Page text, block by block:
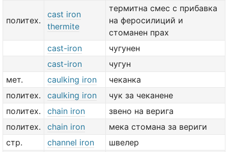
политех.
cast iron
thermite
термитна смес с прибавка
на феросилиций и
стоманен прах
cast-iron
чугунен
cast-iron
чугун
мет.
caulking iron
чеканка
политех.
caulking iron
чук за чеканене
политех.
chain iron
звено на верига
политех.
chain iron
мека стомана за вериги
стр.
channel iron швелер